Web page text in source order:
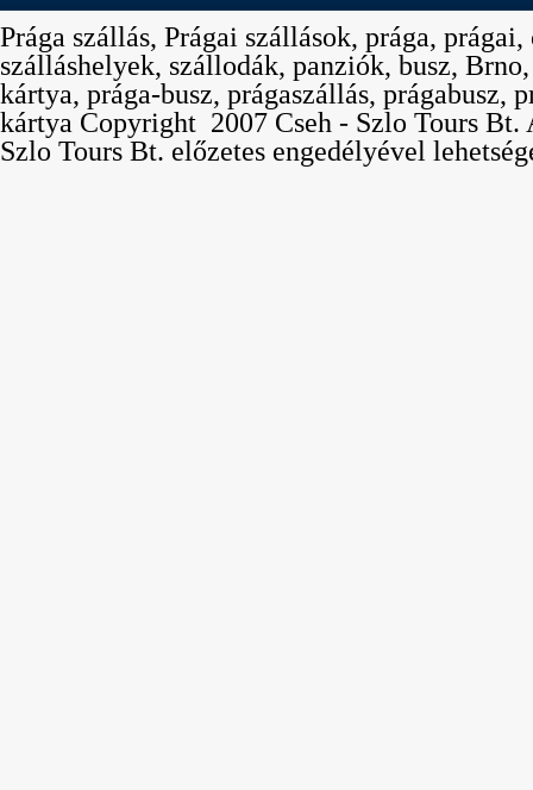
Prága szállás, Prágai szállások, prága,
szálláshelyek, szállodák, panziók, busz,
kártya, prága-busz, prágaszállás, prágabusz,
kártya Copyright  2007 Cseh - Szlo Tours
Szlo Tours Bt. előzetes engedélyével